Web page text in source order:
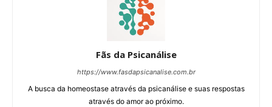
Fãs da Psicanálise
https://www.fasdapsicanalise.com.br
A busca da homeostase através da psicanálise e suas respostas
através do amor ao próximo.